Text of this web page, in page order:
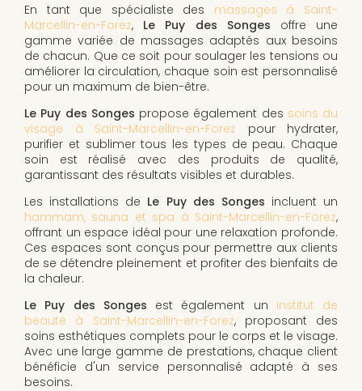
En tant que spécialiste des massages à Saint-
Marcellin-en-Forez, Le Puy des Songes offre une
gamme variée de massages adaptés aux besoins
de chacun. Que ce soit pour soulager les tensions ou
améliorer la circulation, chaque soin est personnalisé
pour un maximum de bien-être.
Le Puy des Songes propose également des soins du
visage à Saint-Marcellin-en-Forez pour hydrater,
purifier et sublimer tous les types de peau. Chaque
soin est réalisé avec des produits de qualité,
garantissant des résultats visibles et durables.
Les installations de Le Puy des Songes incluent un
hammam, sauna et spa à Saint-Marcellin-en-Forez,
offrant un espace idéal pour une relaxation profonde.
Ces espaces sont conçus pour permettre aux clients
de se détendre pleinement et profiter des bienfaits de
la chaleur.
Le Puy des Songes est également un institut de
beauté à Saint-Marcellin-en-Forez, proposant des
soins esthétiques complets pour le corps et le visage.
Avec une large gamme de prestations, chaque client
bénéficie d'un service personnalisé adapté à ses
besoins.